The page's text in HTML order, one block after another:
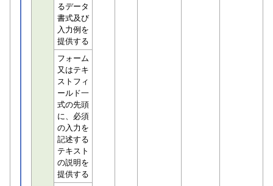
るデータ
書式及び
入力例を
提供する
フォーム
又はテキ
ストフィ
ールド一
式の先頭
に、必須
の入力を
記述する
テキスト
の説明を
提供する